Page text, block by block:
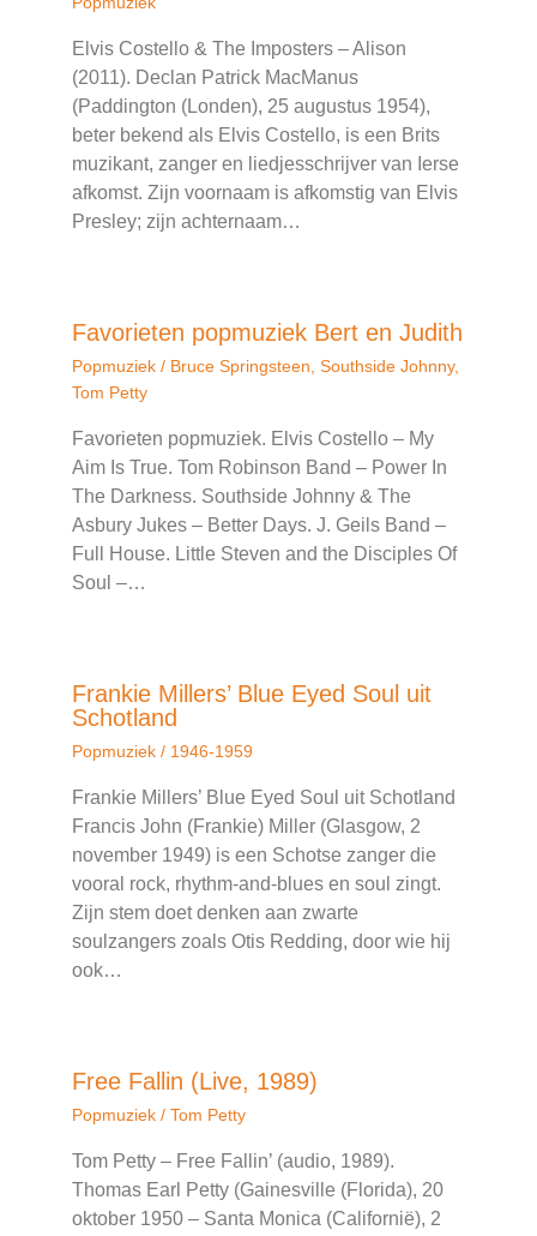
Elvis Costello & The Imposters – Alison
(2011). Declan Patrick MacManus
(Paddington (Londen), 25 augustus 1954),
beter bekend als Elvis Costello, is een Brits
muzikant, zanger en liedjesschrijver van Ierse
afkomst. Zijn voornaam is afkomstig van Elvis
Presley; zijn achternaam…
Favorieten popmuziek Bert en Judith
Popmuziek / Bruce Springsteen Southside Johnny,
Tom Petty
Favorieten popmuziek. Elvis Costello – My
Aim Is True. Tom Robinson Band – Power In
The Darkness. Southside Johnny & The
Asbury Jukes – Better Days. J. Geils Band –
Full House. Little Steven and the Disciples Of
Soul –…
Frankie Millers’ Blue Eyed Soul uit
Schotland
Popmuziek / 1946-1959
Frankie Millers’ Blue Eyed Soul uit Schotland
Francis John (Frankie) Miller (Glasgow, 2
november 1949) is een Schotse zanger die
vooral rock, rhythm-and-blues en soul zingt.
Zijn stem doet denken aan zwarte
soulzangers zoals Otis Redding, door wie hij
ook…
Free Fallin (Live, 1989)
Popmuziek / Tom Petty
Tom Petty – Free Fallin’ (audio, 1989).
Thomas Earl Petty (Gainesville (Florida), 20
oktober 1950 – Santa Monica (Californië), 2